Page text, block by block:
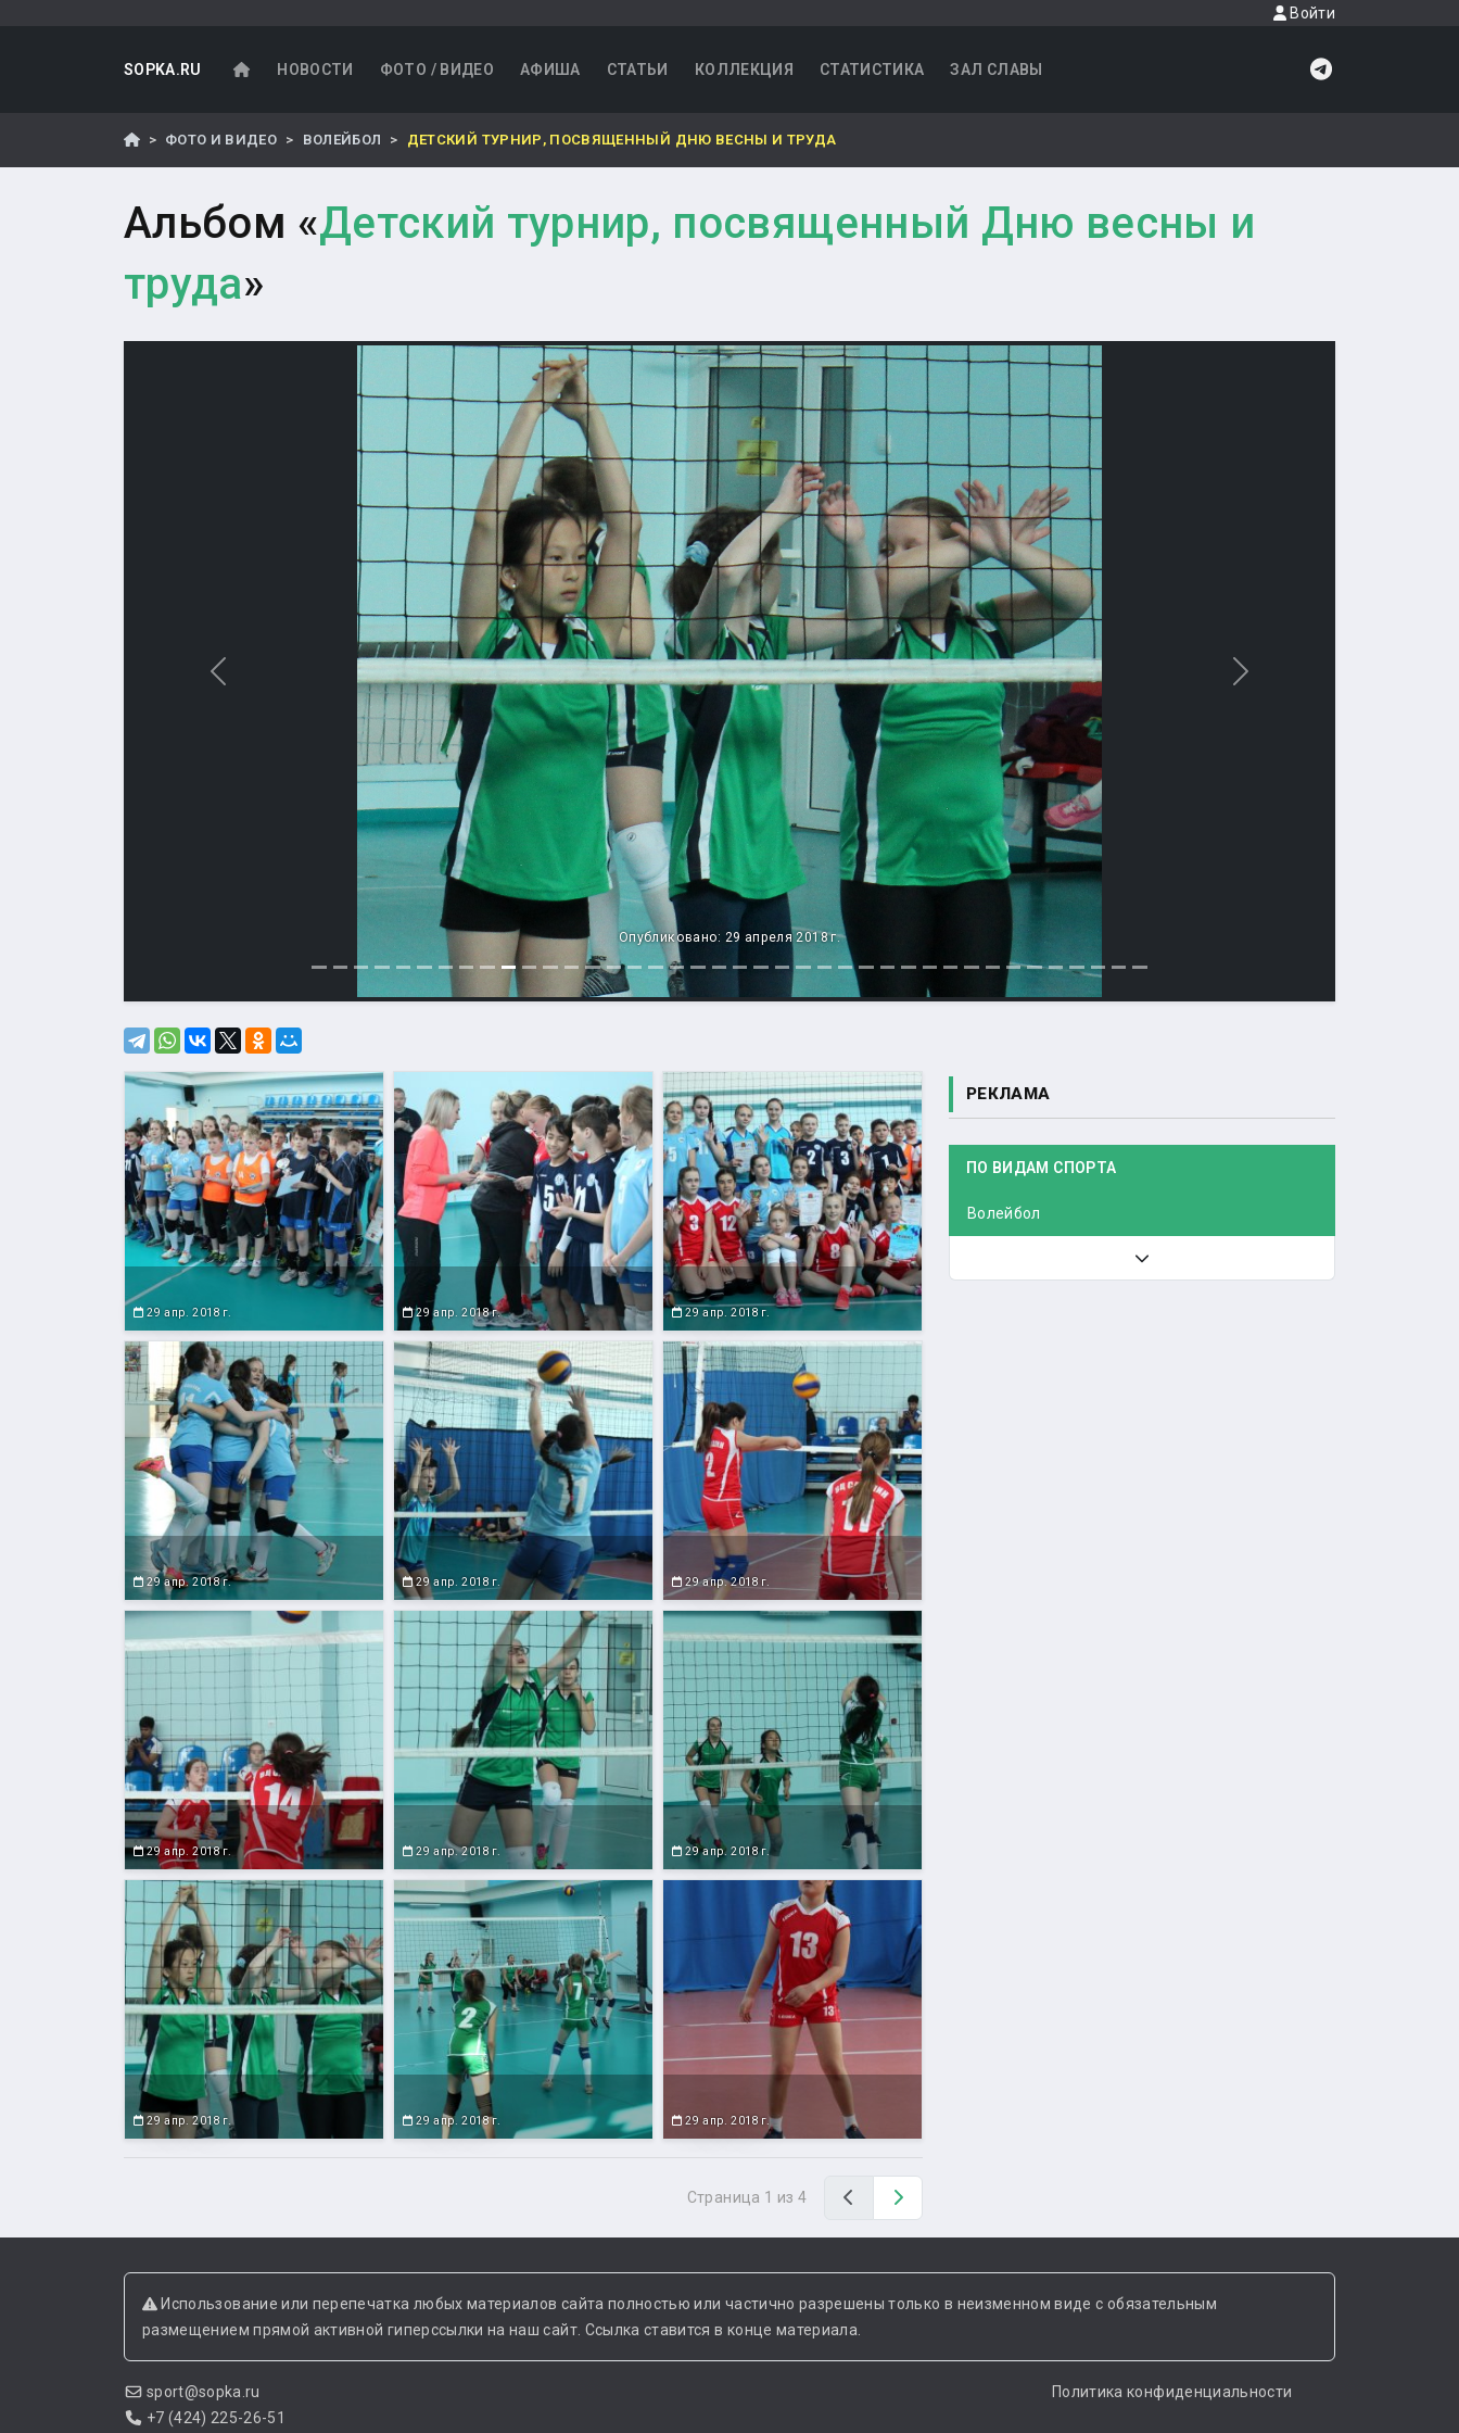
Войти
SOPKA.RU НОВОСТИ ФОТО / ВИДЕО АФИША СТАТЬИ КОЛЛЕКЦИЯ СТАТИСТИКА ЗАЛ СЛАВЫ
ФОТО И ВИДЕО ВОЛЕЙБОЛ ДЕТСКИЙ ТУРНИР, ПОСВЯЩЕННЫЙ ДНЮ ВЕСНЫ И ТРУДА
Альбом «Детский турнир, посвященный Дню весны и
труда»
Опубликовано: 29 апреля 2018 г.
Назад Вперед
29 апр. 2018 г. 29 апр. 2018 г. 29 апр. 2018 г.
29 апр. 2018 г. 29 апр. 2018 г. 29 апр. 2018 г.
29 апр. 2018 г. 29 апр. 2018 г. 29 апр. 2018 г.
29 апр. 2018 г. 29 апр. 2018 г. 29 апр. 2018 г.
Страница 1 из 4 Назад
РЕКЛАМА
ПО ВИДАМ СПОРТА
Волейбол
Использование или перепечатка любых материалов сайта полностью или частично разрешены только в неизменном виде с обязательным
размещением прямой активной гиперссылки на наш сайт. Ссылка ставится в конце материала.
sport@sopka.ru
+7 (424) 225-26-51
Политика конфиденциальности